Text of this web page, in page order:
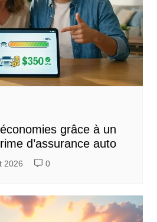
grâce à un
d’assurance auto
2026 0